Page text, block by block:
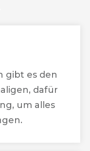
gibt es den
dafür
um alles